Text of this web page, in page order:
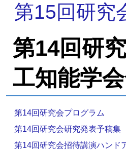
第15回研究
第14回研
工知能学
第14回研究会プログラム
第14回研究会研究発表予稿集
第14回研究会招待講演ハンド